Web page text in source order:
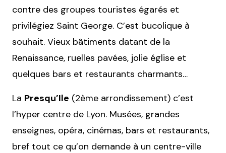
contre des groupes touristes égarés et
privilégiez Saint George. C’est bucolique à
souhait. Vieux bâtiments datant de la
Renaissance, ruelles pavées, jolie église et
quelques bars et restaurants charmants…
La Presqu’Ile (2ème arrondissement) c’est
l’hyper centre de Lyon. Musées, grandes
enseignes, opéra, cinémas, bars et restaurants,
bref tout ce qu’on demande à un centre-ville